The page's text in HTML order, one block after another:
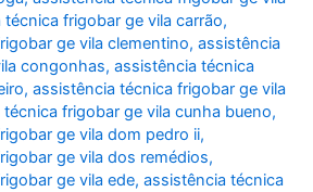
técnica frigobar ge vila carrão,
ge vila clementino,assistência
congonhas,assistência técnica
,assistência técnica frigobar ge vila
frigobar ge vila cunha bueno,
ge vila dom pedro ii,
ge vila dos remédios,
ge vila ede,assistência técnica